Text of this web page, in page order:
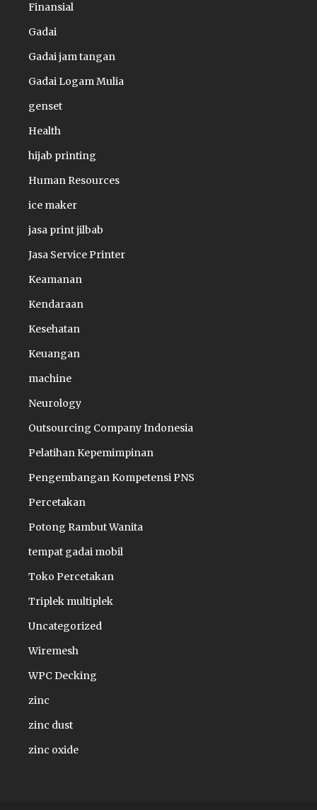
Finansial
Gadai
Gadai jam tangan
Gadai Logam Mulia
genset
Health
hijab printing
Human Resources
ice maker
jasa print jilbab
Jasa Service Printer
Keamanan
Kendaraan
Kesehatan
Keuangan
machine
Neurology
Outsourcing Company Indonesia
Pelatihan Kepemimpinan
Pengembangan Kompetensi PNS
Percetakan
Potong Rambut Wanita
tempat gadai mobil
Toko Percetakan
Triplek multiplek
Uncategorized
Wiremesh
WPC Decking
zinc
zinc dust
zinc oxide